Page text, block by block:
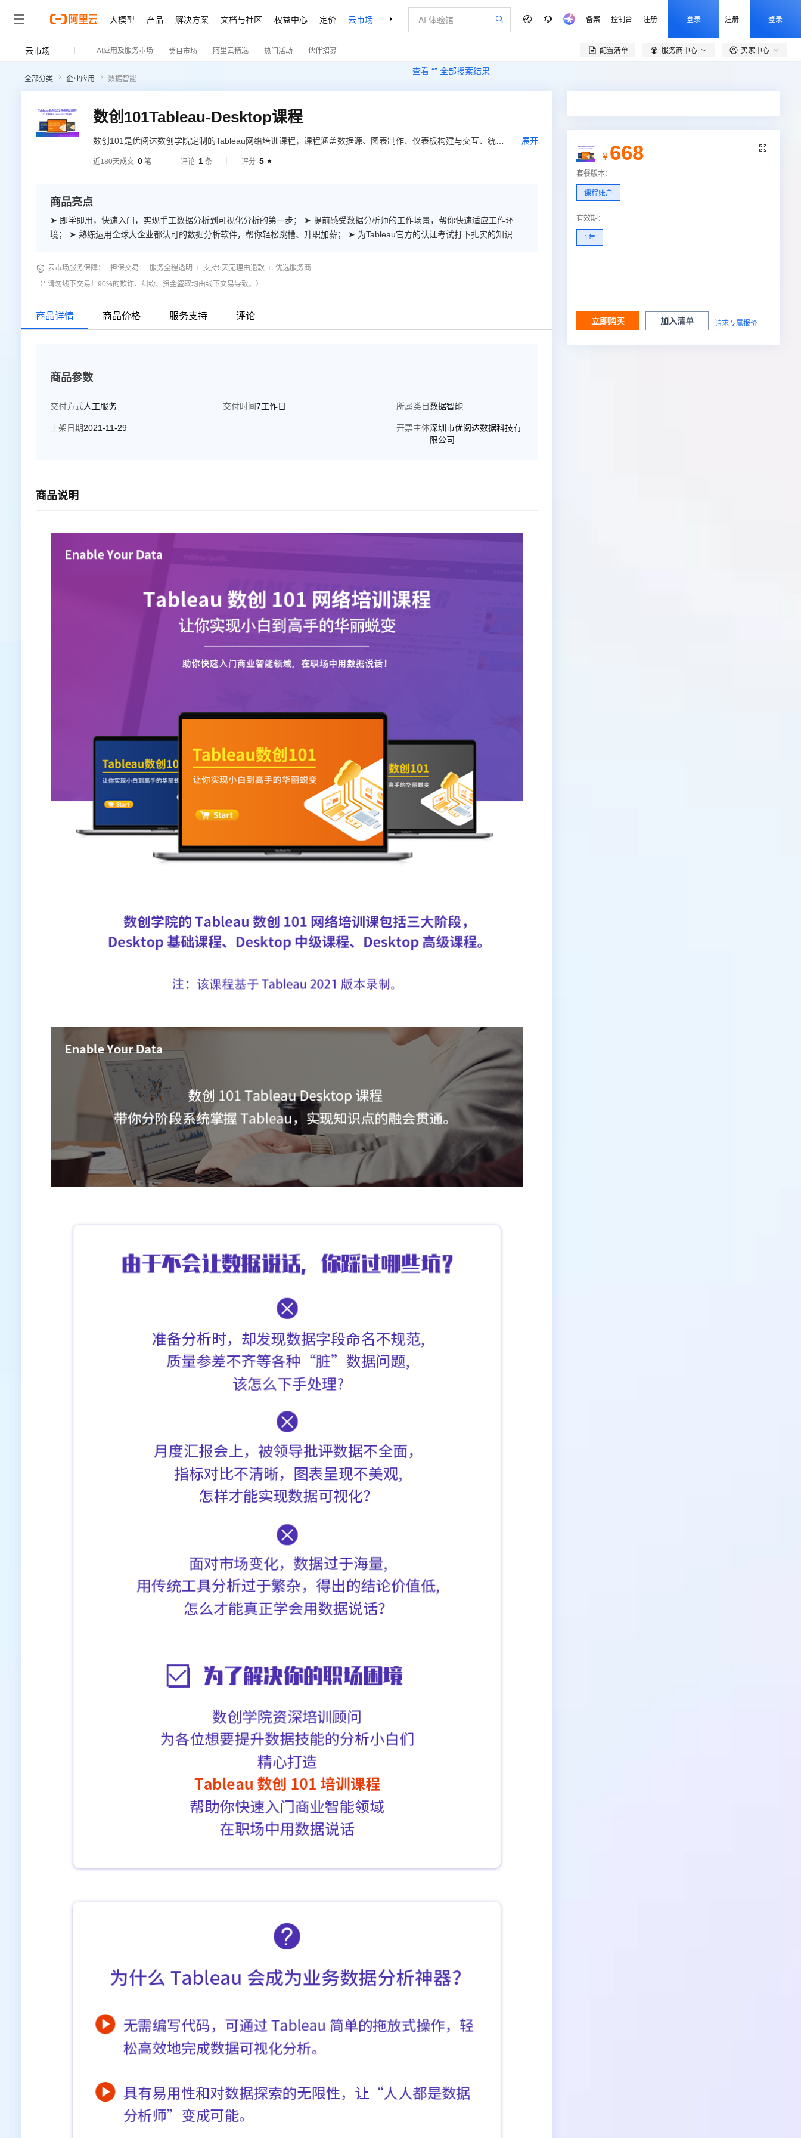
大模型 产品 解决方案 文档与社区 权益中心 定价 云市场 合作伙伴 支持与服务 了解阿里云
查看 “” 全部搜索结果
备案 控制台 注册 登录 注册 登录
云市场 AI应用及服务市场 类目市场 阿里云精选 热门活动 伙伴招募 配置清单  服务商中心 买家中心
全部分类 企业应用 数据智能
数创101Tableau-Desktop课程
数创101是优阅达数创学院定制的Tableau网络培训课程，课程涵盖数据源、图表制作、仪表板构建与交互、统计
展开
近180天成交 0 笔 评论 1 条 评分 5 
商品亮点
➤ 即学即用，快速入门，实现手工数据分析到可视化分析的第一步； ➤ 提前感受数据分析师的工作场景，帮你快速适应工作环
境； ➤ 熟练运用全球大企业都认可的数据分析软件，帮你轻松跳槽、升职加薪； ➤ 为Tableau官方的认证考试打下扎实的知识基
 云市场服务保障： 担保交易 服务全程透明 支持5天无理由退款
优选服务商
（* 请勿线下交易！90%的欺诈、纠纷、资金盗取均由线下交易导致。）
商品详情 商品价格 服务支持 评论
商品参数
交付方式人工服务 交付时间7工作日 所属类目数据智能
上架日期2021-11-29 开票主体深圳市优阅达数据科技有
限公司
商品说明

¥ 668
套餐版本：
课程账户
有效期 ：
1年
立即购买 加入清单 请求专属报价